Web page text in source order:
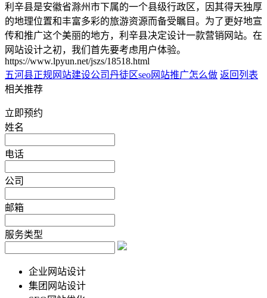
利辛县是安徽省滁州市下属的一个县级行政区，因其得天独厚
的地理位置和丰富多彩的旅游资源而备受瞩目。为了更好地宣
传和推广这个美丽的地方，利辛县决定设计一款营销网站。在
网站设计之初，我们首先要考虑用户体验。
https://www.lpyun.net/jszs/18518.html
五河县正规网站建设公司丹徒区seo网站推广怎么做 返回列表
相关推荐
立即预约
姓名
电话
公司
邮箱
服务类型
企业网站设计
集团网站设计